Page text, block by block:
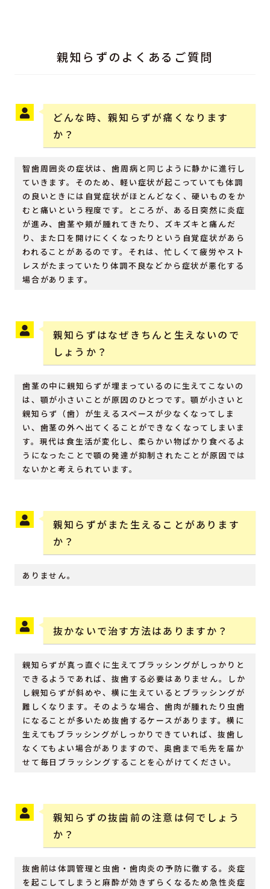
親知らずのよくあるご質問
どんな時、親知らずが痛くなります
か？
智歯周囲炎の症状は、歯周病と同じように静かに進行し
ていきます。そのため、軽い症状が起こっていても体調
の良いときには自覚症状がほとんどなく、硬いものをか
むと痛いという程度です。ところが、ある日突然に炎症
が進み、歯茎や頬が腫れてきたり、ズキズキと痛んだ
り、また口を開けにくくなったりという自覚症状があら
われることがあるのです。それは、忙しくて疲労やスト
レスがたまっていたり体調不良などから症状が悪化する
場合があります。
親知らずはなぜきちんと生えないので
しょうか？
歯茎の中に親知らずが埋まっているのに生えてこないの
は、顎が小さいことが原因のひとつです。顎が小さいと
親知らず（歯）が生えるスペースが少なくなってしま
い、歯茎の外へ出てくることができなくなってしまいま
す。現代は食生活が変化し、柔らかい物ばかり食べるよ
うになったことで顎の発達が抑制されたことが原因では
ないかと考えられています。
親知らずがまた生えることがあります
か？
ありません。
抜かないで治す方法はありますか？
親知らずが真っ直ぐに生えてブラッシングがしっかりと
できるようであれば、抜歯する必要はありません。しか
し親知らずが斜めや、横に生えているとブラッシングが
難しくなります。そのような場合、歯肉が腫れたり虫歯
になることが多いため抜歯するケースがあります。横に
生えてもブラッシングがしっかりできていれば、抜歯し
なくてもよい場合がありますので、奥歯まで毛先を届か
せて毎日ブラッシングすることを心がけてください。
親知らずの抜歯前の注意は何でしょう
か？
抜歯前は体調管理と虫歯・歯肉炎の予防に徹する。炎症
を起こしてしまうと麻酔が効きずらくなるため急性炎症